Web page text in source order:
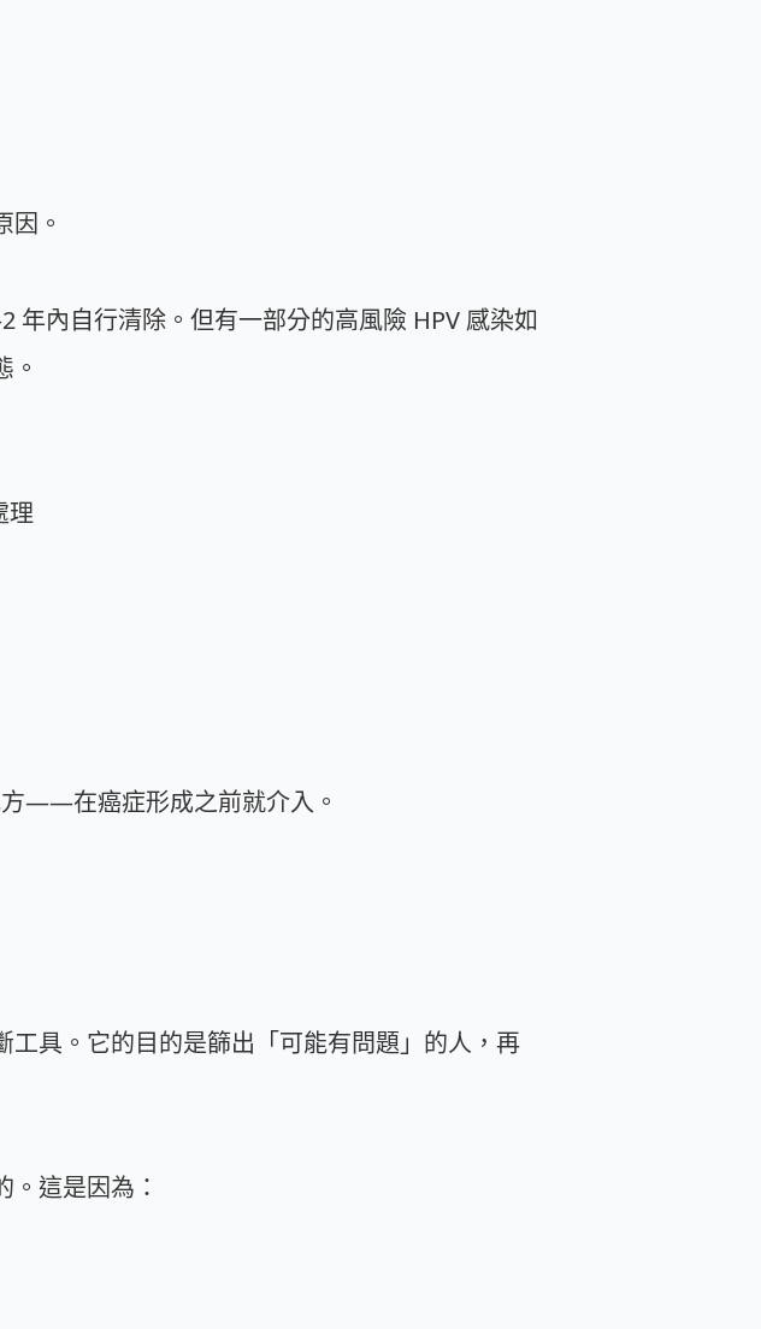
因。
年內自行清除。但有一部分的高風險 HPV 感染如
。
理
——在癌症形成之前就介入。
具。它的目的是篩出「可能有問題」的人，再
這是因為：